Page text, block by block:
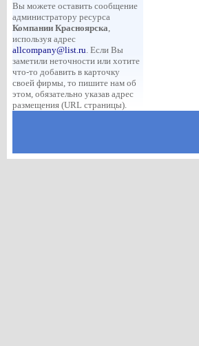
Вы можете оставить сообщение
администратору ресурса
Компании Красноярска,
используя адрес
allcompany@list.ru. Если Вы
заметили неточности или хотите
что-то добавить в карточку
своей фирмы, то пишите нам об
этом, обязательно указав адрес
размещения (URL страницы).